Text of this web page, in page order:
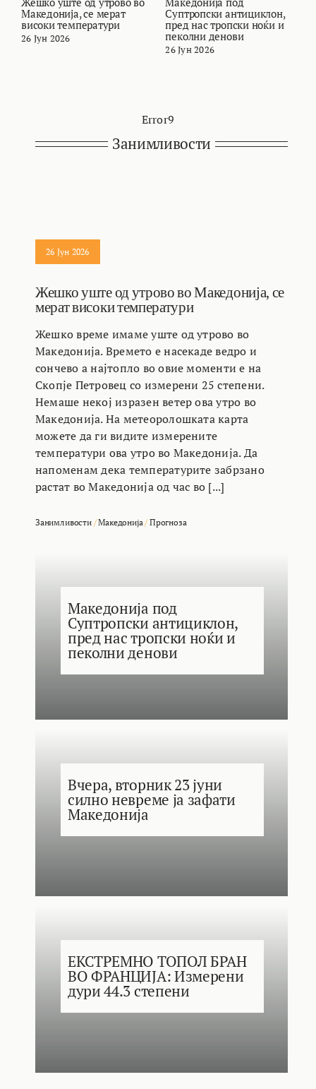
Македонија, се мерат
високи температури
26 Јун 2026
Суптропски антициклон,
пред нас тропски ноќи и
пеколни денови
26 Јун 2026
Error9
Занимливости
26 Јун 2026
Жешко уште од утрово во Македонија, се
мерат високи температури
Жешко време имаме уште од утрово во
Македонија. Времето е насекаде ведро и
сончево а најтопло во овие моменти е на
Скопје Петровец со измерени 25 степени.
Немаше некој изразен ветер ова утро во
Македонија. На метеоролошката карта
можете да ги видите измерените
температури ова утро во Македонија. Да
напоменам дека температурите забрзано
растат во Македонија од час во [...]
Занимливости/Македонија/Прогноза
Македонија под
Суптропски антициклон,
пред нас тропски ноќи и
пеколни денови
Вчера, вторник 23 јуни
силно невреме ја зафати
Македонија
ЕКСТРЕМНО ТОПОЛ БРАН
ВО ФРАНЦИЈА: Измерени
дури 44.3 степени